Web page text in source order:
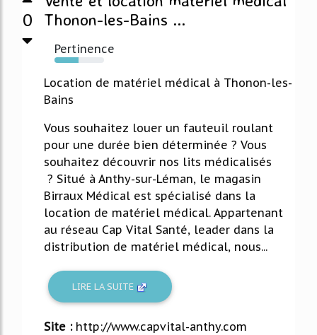
0
Thonon-les-Bains ...
Pertinence
48%
Location de matériel médical à Thonon-les-
Bains
Vous souhaitez louer un fauteuil roulant
pour une durée bien déterminée ? Vous
souhaitez découvrir nos lits médicalisés
? Situé à Anthy-sur-Léman, le magasin
Birraux Médical est spécialisé dans la
location de matériel médical. Appartenant
au réseau Cap Vital Santé, leader dans la
distribution de matériel médical, nous...
LIRE LA SUITE
Site : http://www.capvital-anthy.com